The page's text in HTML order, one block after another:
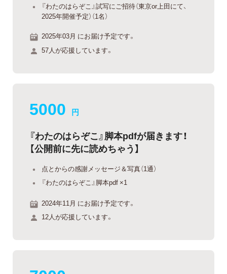
『わたのはらぞこ』試写にご招待（東京or上田にて、
2025年開催予定）（1名）
2025年03月 にお届け予定です。
57人が応援しています。
5000 円
『わたのはらぞこ』脚本pdfが届きます！
【公開前に先に読めちゃう】
点とからの感謝メッセージ＆写真（1通）
『わたのはらぞこ』脚本pdf ×1
2024年11月 にお届け予定です。
12人が応援しています。